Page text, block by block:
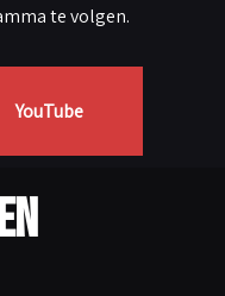
te volgen.
YouTube